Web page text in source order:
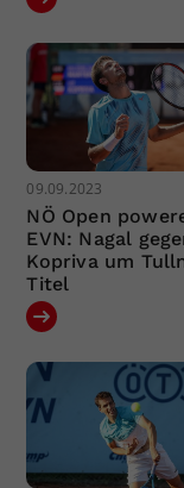
09.09.2023
NÖ Open
EVN: Nagal
Kopriva um
Titel